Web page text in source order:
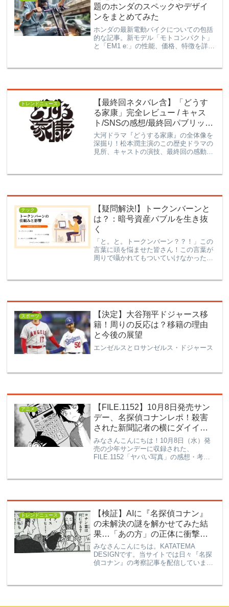
題のホンダのスペックやデザイ
ンをまとめてみた
ホンダの最新電動バイクについての包括
的な記事。新モデル「モトコンパクト」
と「EM1 e:」の性能、価格、特徴を詳細
の展開、最新のバッテリー技術や充電イ
トレンドニュース
【最終回ネタバレ含】「どうす
る家康」完全レビュー / キャス
ト/SNSの感想/最終回パブリック
ビューイング&トークショー/東
京タワー?!
大河ドラマ『どうする家康』の全体像を
深掘り！松本潤主演のこの歴史ドラマの
見所、キャストの演技、最終回の感動的
時代の巨星・徳川家康の生涯を、この記
テック
【疑問解決!】トークンバーンと
は？：暗号資産バブルを生き抜
く
「と。と。トークンバーン？？！」この
言葉に頭を悩ませた皆さん！この言葉が
周りで囁かれてもついていけなかった方
ン」を頭に入れておいてください！トー
スポーツ
【決定】大谷翔平ドジャース移
籍！周りの反応は？移籍の理由
と今後の展望
エンゼルスとロサンゼルス・ドジャース
アニメ
【FILE.1152】10月8日発売サン
デー、名探偵コナンレポ！殺害
された新聞記者の横にダイイン
グメッセージ…？！世良に向け
られた暗号とは…
みなさんこんにちは！10月8日（水）発
売の少年サンデーに収録された、
FILE.1152「ヤバい写真」の感想・考察
を訪れました。そこで、「世良に見覚え
トレンドニュース
【検証】AIに『名探偵コナン』
の未解決の謎を解かせてみた結
果…「あの方」の正体に衝撃の
珍回答が！？
みなさんこんにちは。KATATEMA
DESIGNです。当サイトでは日々『名探
偵コナン』の考察記事を配信しています
最先端のAI（ChatGPT）に、コナンの謎